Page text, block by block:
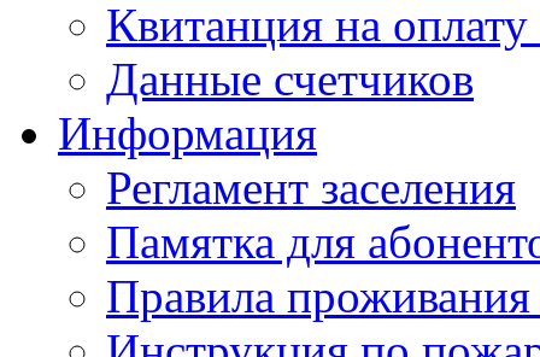
Квитанция на
Данные счетчиков
Информация
Регламент заселения
Памятка для
Правила